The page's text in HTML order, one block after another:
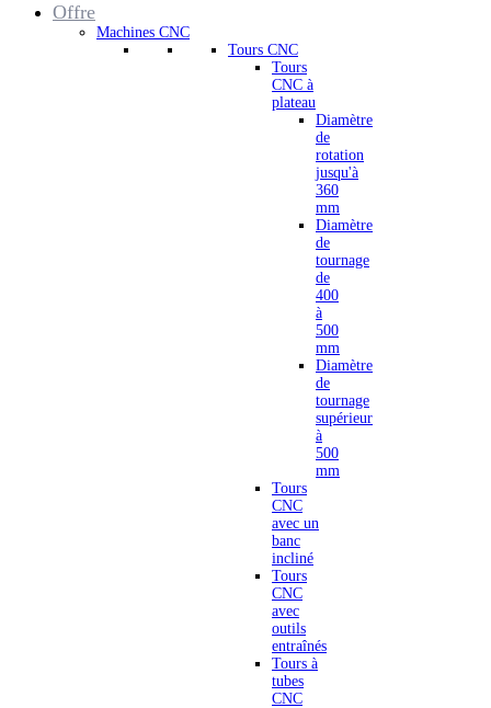
Offre
Machines CNC
Tours CNC
Tours
CNC à
plateau
Diamètre
de
rotation
jusqu'à
360
mm
Diamètre
de
tournage
de
400
à
500
mm
Diamètre
de
tournage
supérieur
à
500
mm
Tours
CNC
avec un
banc
incliné
Tours
CNC
avec
outils
entraînés
Tours à
tubes
CNC